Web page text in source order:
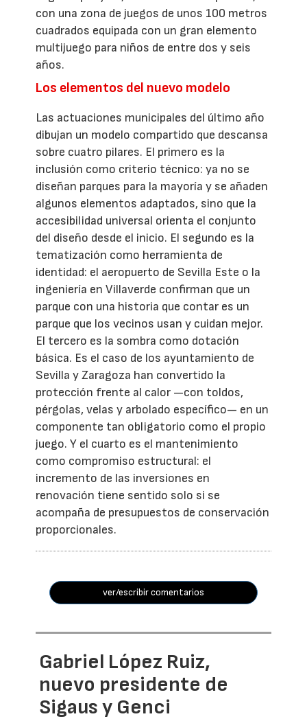
con una zona de juegos de unos 100 metros
cuadrados equipada con un gran elemento
multijuego para niños de entre dos y seis
años.
Los elementos del nuevo modelo
Las actuaciones municipales del último año
dibujan un modelo compartido que descansa
sobre cuatro pilares. El primero es la
inclusión como criterio técnico: ya no se
diseñan parques para la mayoría y se añaden
algunos elementos adaptados, sino que la
accesibilidad universal orienta el conjunto
del diseño desde el inicio. El segundo es la
tematización como herramienta de
identidad: el aeropuerto de Sevilla Este o la
ingeniería en Villaverde confirman que un
parque con una historia que contar es un
parque que los vecinos usan y cuidan mejor.
El tercero es la sombra como dotación
básica. Es el caso de los ayuntamiento de
Sevilla y Zaragoza han convertido la
protección frente al calor —con toldos,
pérgolas, velas y arbolado específico— en un
componente tan obligatorio como el propio
juego. Y el cuarto es el mantenimiento
como compromiso estructural: el
incremento de las inversiones en
renovación tiene sentido solo si se
acompaña de presupuestos de conservación
proporcionales.
ver/escribir comentarios
Gabriel López Ruiz,
nuevo presidente de
Sigaus y Genci